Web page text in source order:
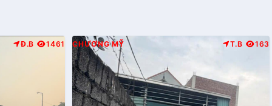
Đ.B 1461 CHƯƠNG MỸ T.B 163